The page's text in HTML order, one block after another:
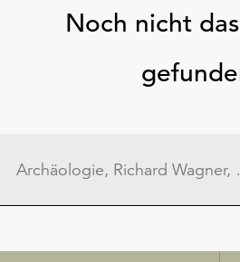
Noch nicht